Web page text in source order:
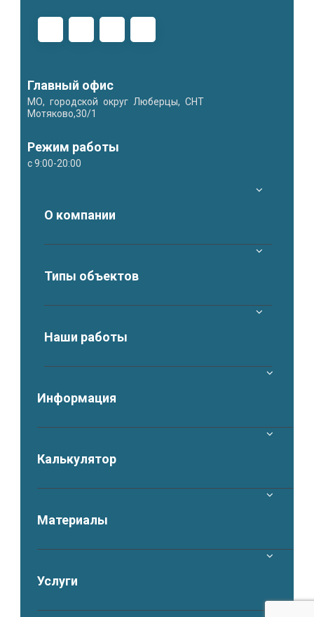
Главный офис
МО, городской округ Люберцы, СНТ
Мотяково,30/1
Режим работы
с 9:00-20:00
О компании
Типы объектов
Наши работы
Информация
Калькулятор
Материалы
Услуги